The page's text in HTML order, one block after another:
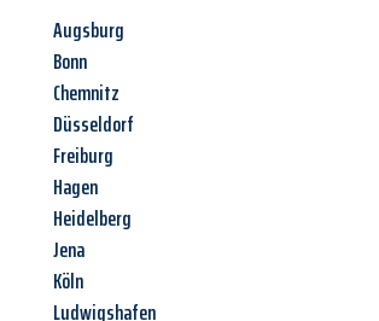
Augsburg
Bonn
Chemnitz
Düsseldorf
Freiburg
Hagen
Heidelberg
Jena
Köln
Ludwigshafen